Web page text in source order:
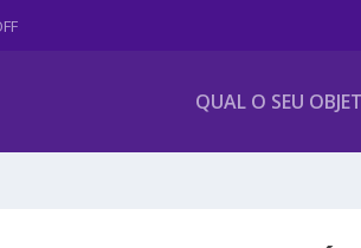
QUAL O SEU